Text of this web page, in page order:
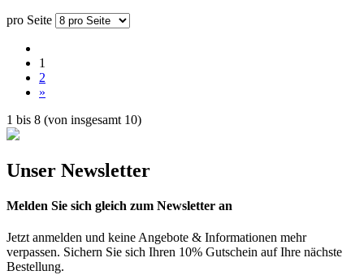
pro Seite
1
2
»
1 bis 8 (von insgesamt 10)
Unser Newsletter
Melden Sie sich gleich zum Newsletter an
Jetzt anmelden und keine Angebote & Informationen mehr
verpassen. Sichern Sie sich Ihren 10% Gutschein auf Ihre nächste
Bestellung.